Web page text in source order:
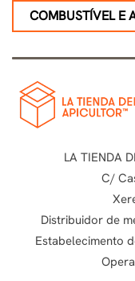
COMBUSTÍVEL E
LA TIENDA
C/
Distribuidor de
Estabelecimento